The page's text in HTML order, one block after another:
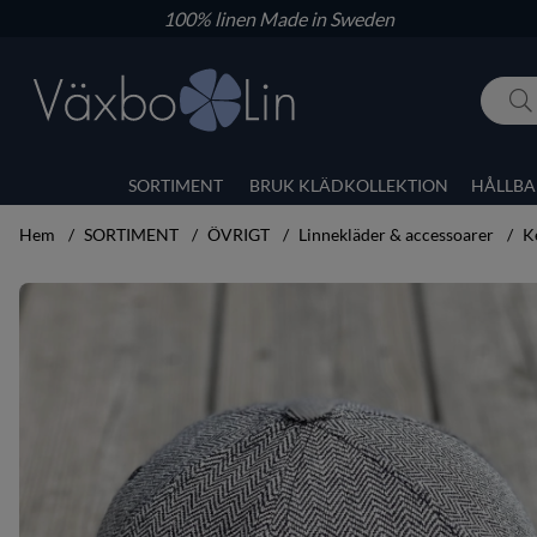
100% linenMade in Sweden
SORTIMENT BRUK KLÄDKOLLEKTION
Hem SORTIMENT ÖVRIGT Linnekläder & accessoarer
Produktbilder Keps Jacob Rödven